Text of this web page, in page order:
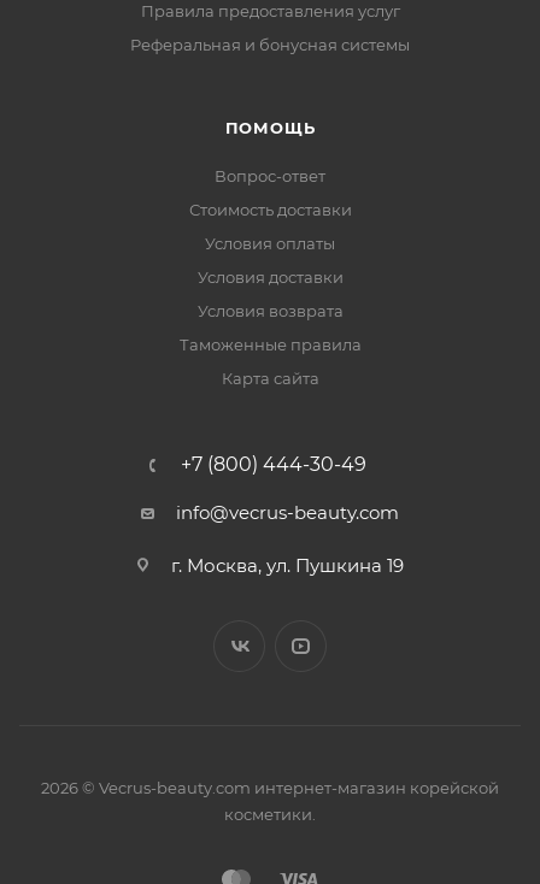
Правила предоставления услуг
Реферальная и бонусная системы
ПОМОЩЬ
Вопрос-ответ
Стоимость доставки
Условия оплаты
Условия доставки
Условия возврата
Таможенные правила
Карта сайта
+7 (800) 444-30-49
info@vecrus-beauty.com
г. Москва, ул. Пушкина 19
2026 © Vecrus-beauty.com интернет-магазин корейской
косметики.